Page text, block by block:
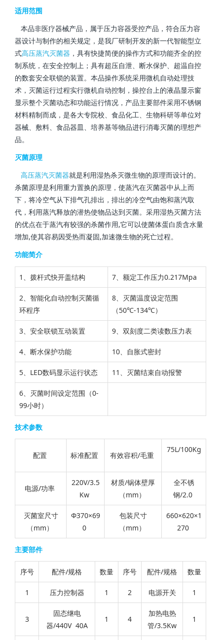
适用范围
本品非医疗器械产品，属于压力容器受控产品，符合压力容
器设计与制作的相关规定，是我厂研制开发的新一代智能型立
式高压蒸汽灭菌器 ，具有快捷简便的操作方式和功能齐全的控
制系统，在安全控制上；具有超压自泄、断水保护、超温自控
的数套安全联锁的装置。本品操作系统采用微机自动处理技
术，灭菌运行过程实行微机自动控制，操控台上的液晶显示窗
显示整个灭菌动态和功能运行情况，产品主要部件采用不锈钢
材料精制而成，是各大专院校、食品化工、生物科研等单位对
器械、敷料、食品器皿、培养基等物品进行消毒灭菌的理想产
品。
灭菌原理
高压蒸汽灭菌器就是利用湿热杀灭微生物的原理而设计的。
杀菌原理是利用重力置换的原理，使蒸汽在灭菌器中从上而
下，将冷空气从下排气孔排出，排出的冷空气由饱和蒸汽取
代，利用蒸汽释放的潜热使物品达到灭菌。采用湿热灭菌方法
的优点在于蒸汽有较强的杀菌作用,它可以使菌体蛋白质含水量
增加,使其容易因受热而凝固,加速微生物的死亡过程。
功能简介
1、拨杆式快开盖结构 7、额定工作压力0.217Mpa
2、智能化自动控制灭菌循
环程序
8、灭菌温度设定范围
（50℃-134℃）
3、安全联锁互动装置 9、双刻度二类读数压力表
4、断水保护功能 10、自胀式密封
5、LED数码显示运行状态 11、灭菌结束自动报警
6、灭菌时间设定范围（0-
99小时）
技术参数
配置 标准配置 有效容积/毛重
75L/100Kg
电源/功率
220V/3.5
Kw
材质/锅体壁厚
（mm）
全不锈
钢/2.0
灭菌室尺寸
（mm）
Φ370×69
0
包装尺寸
（mm）
660×620×1
270
主要部件
序号 配件/规格 数量 序号 配件/规格 数量
1 压力控制器 1 2 电源开关 1
3
固态继电
器/440V 40A
1 4
加热电热
管/3.5Kw
1